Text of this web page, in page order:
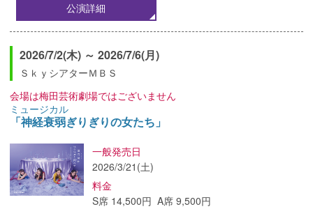
公演詳細
2026/7/2(木) ～ 2026/7/6(月)
ＳｋｙシアターＭＢＳ
会場は梅田芸術劇場ではございません
ミュージカル
「神経衰弱ぎりぎりの女たち」
一般発売日
2026/3/21(土)
料金
S席 14,500円 A席 9,500円